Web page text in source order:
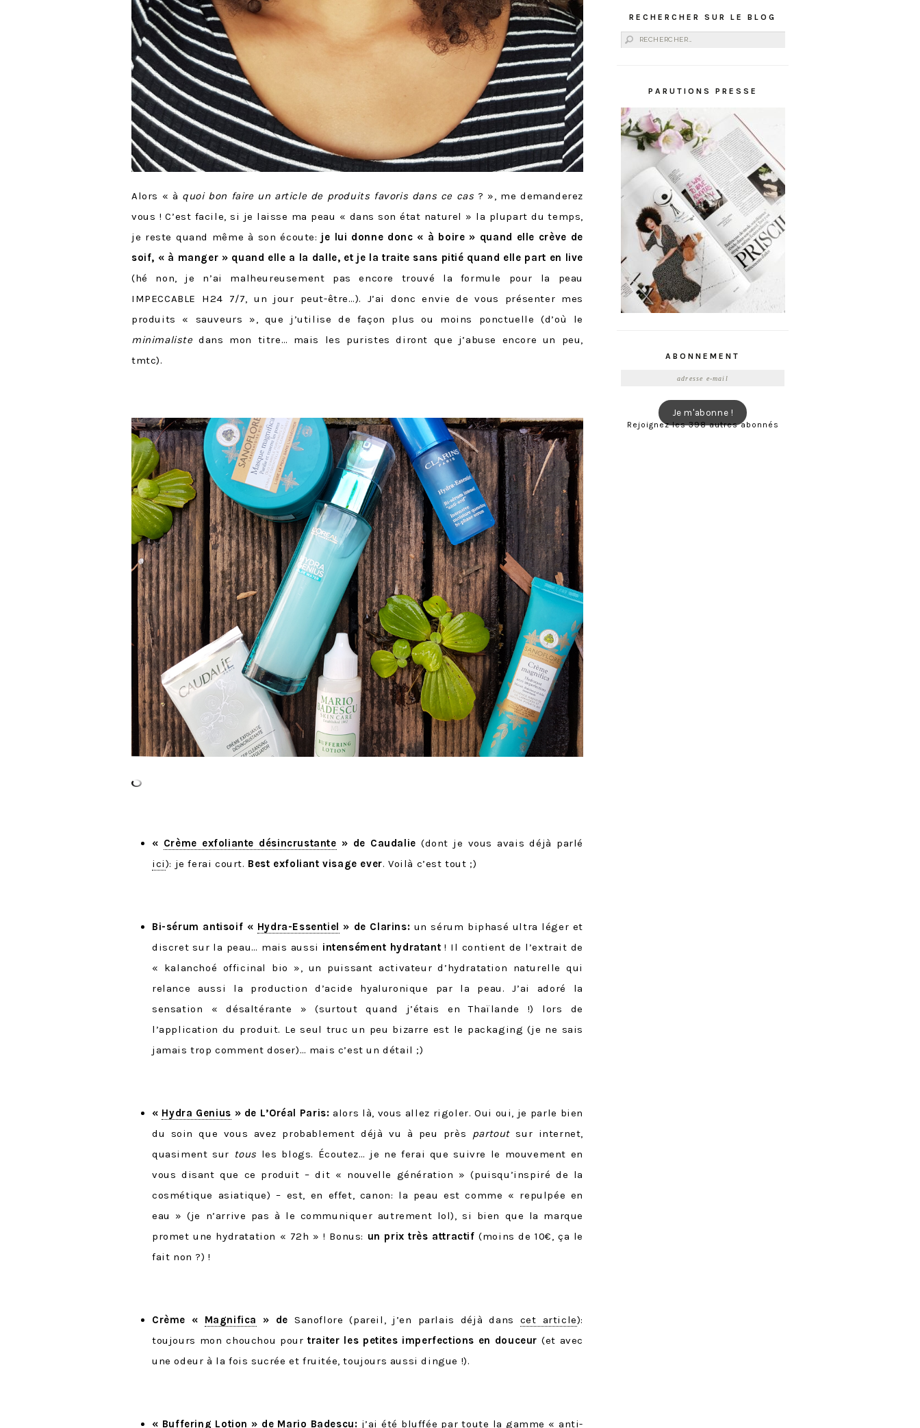
Alors « à quoi bon faire un article de produits favoris dans ce cas ? », me demanderez
vous ! C’est facile, si je laisse ma peau « dans son état naturel » la plupart du temps,
je reste quand même à son écoute: je lui donne donc « à boire » quand elle crève de
soif, « à manger » quand elle a la dalle, et je la traite sans pitié quand elle part en live
(hé non, je n’ai malheureusement pas encore trouvé la formule pour la peau
IMPECCABLE H24 7/7, un jour peut-être…). J’ai donc envie de vous présenter mes
produits « sauveurs », que j’utilise de façon plus ou moins ponctuelle (d’où le
minimaliste dans mon titre… mais les puristes diront que j’abuse encore un peu,
tmtc).
« Crème exfoliante désincrustante » de Caudalie (dont je vous avais déjà parlé
ici): je ferai court. Best exfoliant visage ever. Voilà c’est tout ;)
Bi-sérum antisoif « Hydra-Essentiel » de Clarins: un sérum biphasé ultra léger et
discret sur la peau… mais aussi intensément hydratant ! Il contient de l’extrait de
« kalanchoé officinal bio », un puissant activateur d’hydratation naturelle qui
relance aussi la production d’acide hyaluronique par la peau. J’ai adoré la
sensation « désaltérante » (surtout quand j’étais en Thaïlande !) lors de
l’application du produit. Le seul truc un peu bizarre est le packaging (je ne sais
jamais trop comment doser)… mais c’est un détail ;)
« Hydra Genius » de L’Oréal Paris: alors là, vous allez rigoler. Oui oui, je parle bien
du soin que vous avez probablement déjà vu à peu près partoutsur internet,
quasiment sur tous les blogs. Écoutez… je ne ferai que suivre le mouvement en
vous disant que ce produit – dit « nouvelle génération » (puisqu’inspiré de la
cosmétique asiatique) – est, en effet, canon: la peau est comme « repulpée en
eau » (je n’arrive pas à le communiquer autrement lol), si bien que la marque
promet une hydratation « 72h » ! Bonus: un prix très attractif (moins de 10€, ça le
fait non ?) !
Crème « Magnifica » de Sanoflore (pareil, j’en parlais déjà dans cet article):
toujours mon chouchou pourtraiter les petites imperfections en douceur (et avec
une odeur à la fois sucrée et fruitée, toujours aussi dingue !).
« Buffering Lotion » de Mario Badescu: j’ai été bluffée par toute la gamme « anti-
RECHERCHER SUR LE BLOG
Rechercher :
PARUTIONS PRESSE
ABONNEMENT
Je m'abonne !
Rejoignez les 398 autres abonnés